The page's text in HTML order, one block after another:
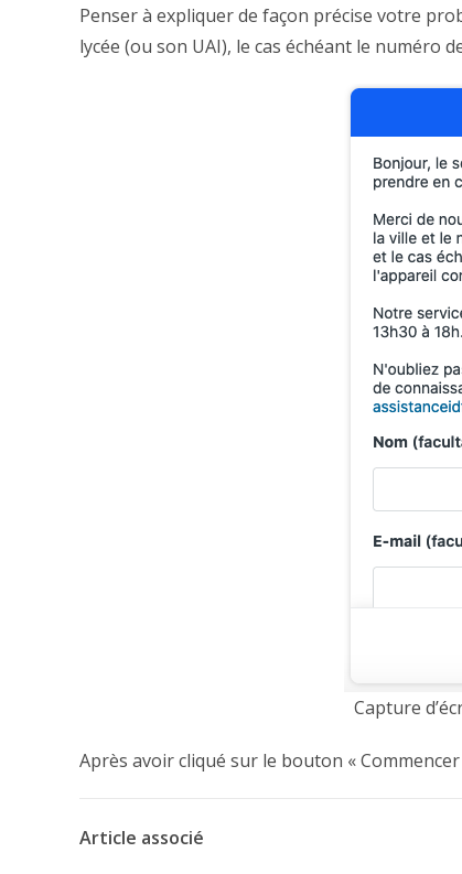
Penser à expliquer de façon précise votre
lycée (ou son UAI), le cas échéant le numéro
Capture
Après avoir cliqué sur le bouton «
Article associé